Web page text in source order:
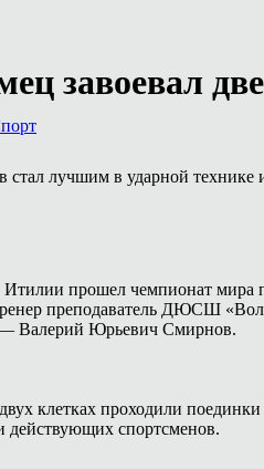
завоевал
лучшим в ударной технике
Итилии прошел чемпионат мира
преподаватель ДЮСШ
— Валерий Юрьевич Смирнов.
клетках проходили
действующих спортсменов.